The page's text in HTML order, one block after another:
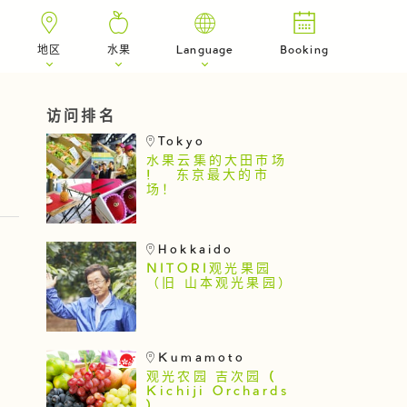
地区 水果 Language Booking
访问排名
Tokyo
水果云集的大田市场
! 东京最大的市
场！
Hokkaido
NITORI观光果园
（旧 山本观光果园）
Kumamoto
观光农园 吉次园 (
Kichiji Orchards